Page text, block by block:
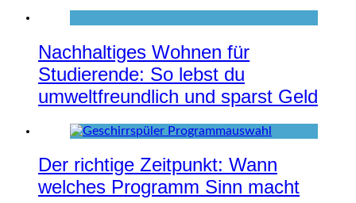
Nachhaltiges Wohnen für
Studierende: So lebst du
umweltfreundlich und sparst Geld
Der richtige Zeitpunkt: Wann
welches Programm Sinn macht